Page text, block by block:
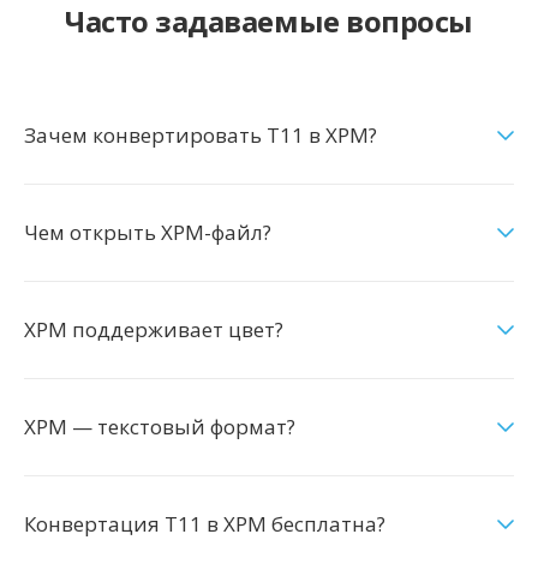
Часто задаваемые вопросы
Зачем конвертировать T11 в XPM?
Чем открыть XPM-файл?
XPM поддерживает цвет?
XPM — текстовый формат?
Конвертация T11 в XPM бесплатна?